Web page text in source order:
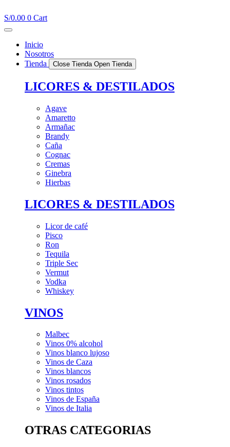
al
contenido
S/0.00 0 Cart
Inicio
Nosotros
Tienda
Close Tienda Open Tienda
LICORES & DESTILADOS
Agave
Amaretto
Armañac
Brandy
Caña
Cognac
Cremas
Ginebra
Hierbas
LICORES & DESTILADOS
Licor de café
Pisco
Ron
Tequila
Triple Sec
Vermut
Vodka
Whiskey
VINOS
Malbec
Vinos 0% alcohol
Vinos blanco lujoso
Vinos de Caza
Vinos blancos
Vinos rosados
Vinos tintos
Vinos de España
Vinos de Italia
OTRAS CATEGORIAS